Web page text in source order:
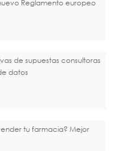
Reglamento europeo
de supuestas consultoras
datos
tu farmacia? Mejor